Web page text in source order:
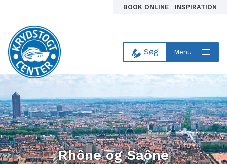
BOOK ONLINE INSPIRATION
Til forsiden
Søg Menu
Rhône og Saône